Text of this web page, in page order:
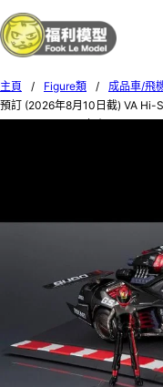
主頁 / Figure類 / 成品車/飛
預訂 (2026年8月10日截) VA Hi-